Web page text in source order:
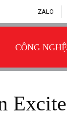
ZALO
CÔNG NGHỆ